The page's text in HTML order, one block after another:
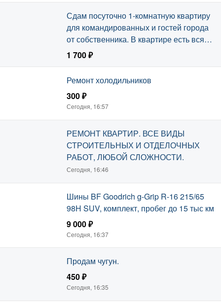
Сдам посуточно 1-комнатную квартиру
для командированных и гостей города
от собственника. В квартире есть вся
необходимая мебель, техника и посуда.
1 700 ₽
Сегодня, 16:58
Ремонт холодильников
300 ₽
Сегодня, 16:57
РЕМОНТ КВАРТИР. ВСЕ ВИДЫ
СТРОИТЕЛЬНЫХ И ОТДЕЛОЧНЫХ
РАБОТ, ЛЮБОЙ СЛОЖНОСТИ.
Сегодня, 16:46
Шины BF Goodrich g-Grip R-16 215/65
98H SUV, комплект, пробег до 15 тыс км
9 000 ₽
Сегодня, 16:37
Продам чугун.
450 ₽
Сегодня, 16:35